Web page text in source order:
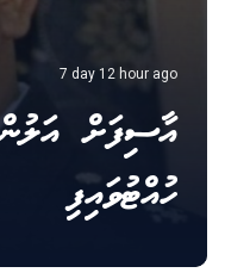
7 day 12 hour ago
އާސިފަށް
ހުއްޓުވައިފި